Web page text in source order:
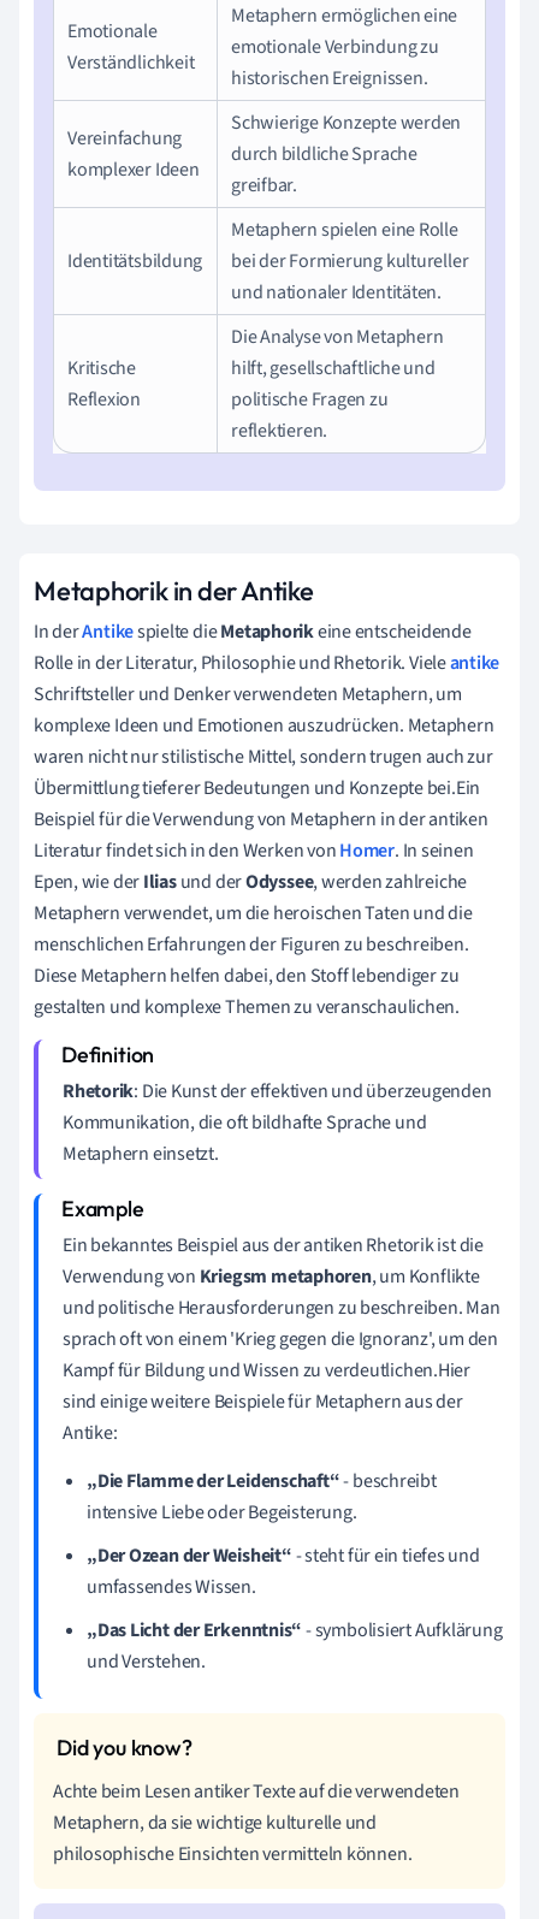
Emotionale
Verständlichkeit
Metaphern ermöglichen eine
emotionale Verbindung zu
historischen Ereignissen.
Vereinfachung
komplexer Ideen
Schwierige Konzepte werden
durch bildliche Sprache
greifbar.
Identitätsbildung
Metaphern spielen eine Rolle
bei der Formierung kultureller
und nationaler Identitäten.
Kritische
Reflexion
Die Analyse von Metaphern
hilft, gesellschaftliche und
politische Fragen zu
reflektieren.
Metaphorik in der Antike
In derAntikespielte dieMetaphorikeine entscheidende
Rolle in der Literatur, Philosophie und Rhetorik. Vieleantike
Schriftsteller und Denker verwendeten Metaphern, um
komplexe Ideen und Emotionen auszudrücken. Metaphern
waren nicht nur stilistische Mittel, sondern trugen auch zur
Übermittlung tieferer Bedeutungen und Konzepte bei.Ein
Beispiel für die Verwendung von Metaphern in der antiken
Literatur findet sich in den Werken vonHomer. In seinen
Epen, wie derIliasund derOdyssee, werden zahlreiche
Metaphern verwendet, um die heroischen Taten und die
menschlichen Erfahrungen der Figuren zu beschreiben.
Diese Metaphern helfen dabei, den Stoff lebendiger zu
gestalten und komplexe Themen zu veranschaulichen.
Rhetorik: Die Kunst der effektiven und überzeugenden
Kommunikation, die oft bildhafte Sprache und
Metaphern einsetzt.
Ein bekanntes Beispiel aus der antiken Rhetorik ist die
Verwendung von Kriegsm metaphoren, um Konflikte
und politische Herausforderungen zu beschreiben. Man
sprach oft von einem 'Krieg gegen die Ignoranz', um den
Kampf für Bildung und Wissen zu verdeutlichen.Hier
sind einige weitere Beispiele für Metaphern aus der
Antike:
„Die Flamme der Leidenschaft“- beschreibt
intensive Liebe oder Begeisterung.
„Der Ozean der Weisheit“- steht für ein tiefes und
umfassendes Wissen.
„Das Licht der Erkenntnis“- symbolisiert Aufklärung
und Verstehen.
Achte beim Lesen antiker Texte auf die verwendeten
Metaphern, da sie wichtige kulturelle und
philosophische Einsichten vermitteln können.